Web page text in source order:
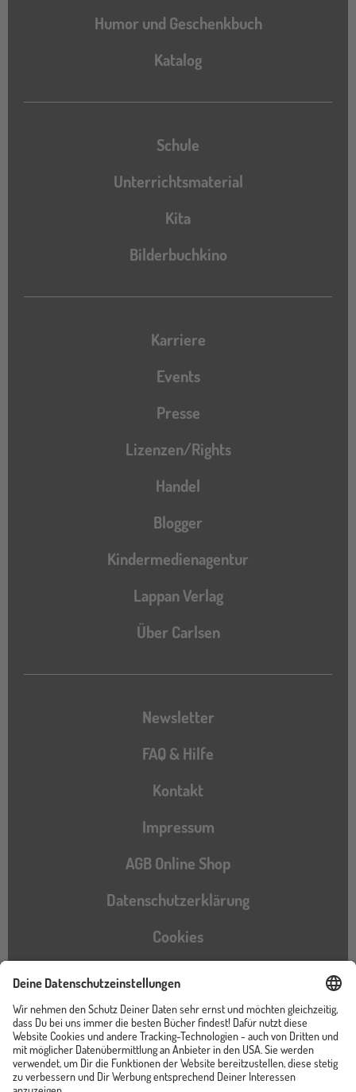
Humor und Geschenkbuch
Katalog
Katalog
Schule
Unterrichtsmaterial
Kita
Bilderbuchkino
Karriere
Events
Presse
Lizenzen/Rights
Handel
Blogger
Kindermedienagentur
Lappan Verlag
Über Carlsen
Newsletter
FAQ & Hilfe
Kontakt
Impressum
AGB Online Shop
Datenschutzerklärung
Cookies
Barrierefreiheitserklärung
Instagram
TikTokPinterestYouTubeFacebook